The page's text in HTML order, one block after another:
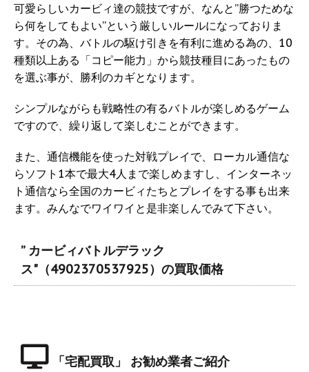
可愛らしいカービィ達の競技ですが、なんと”勝つためな
ら何をしてもよい”という厳しいルールになっておりま
す。その為、バトルの駆け引きを有利に進める為の、10
種類以上ある「コピー能力」から競技種目にあったもの
を選ぶ事が、勝利のカギとなります。
シンプルながらも戦略性の有るバトルが楽しめるゲーム
ですので、繰り返して楽しむことができます。
また、通信機能を使った対戦プレイで、ローカル通信な
らソフト1本で最大4人まで楽しめますし、インターネッ
ト通信なら全国のカービィたちとプレイをする事も出来
ます。みんなでワイワイと是非楽しんでみて下さい。
” カービィバトルデラック
ス"（4902370537925）の買取価格
「宅配買取」 お勧め業者ご紹介